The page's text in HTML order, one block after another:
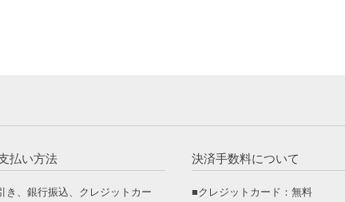
払い方法
き、銀行振込、クレジットカー
決済手数料について
■クレジットカード：無料